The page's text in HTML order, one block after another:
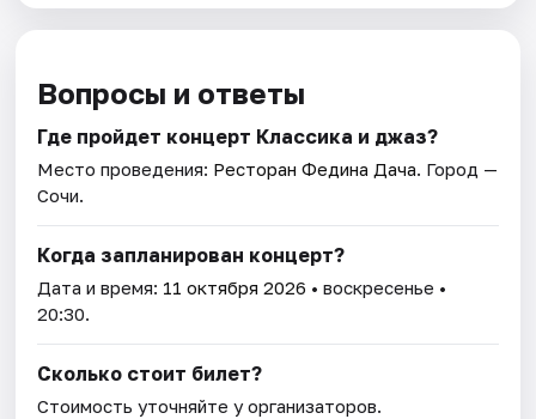
Вопросы и ответы
Где пройдет концерт Классика и джаз?
Место проведения: Ресторан Федина Дача. Город —
Сочи.
Когда запланирован концерт?
Дата и время: 11 октября 2026 • воскресенье •
20:30.
Сколько стоит билет?
Стоимость уточняйте у организаторов.